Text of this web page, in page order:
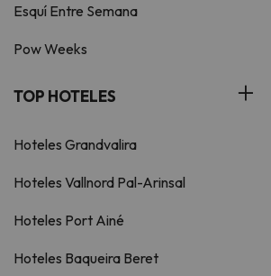
Esquí Entre Semana
Pow Weeks
TOP HOTELES
Hoteles Grandvalira
Hoteles Vallnord Pal-Arinsal
Hoteles Port Ainé
Hoteles Baqueira Beret